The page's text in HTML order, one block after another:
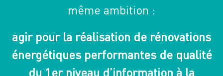
même ambition :
agir pour la réalisation de rénovations
énergétiques performantes de qualité